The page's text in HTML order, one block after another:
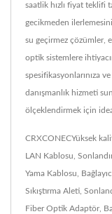
saatlik hızlı fiyat teklifi
gecikmeden
su geçirmez çözümler,
optik sistemlere
spesifikasyonlarınıza
danışmanlık hizmeti
ölçeklendirmek için
CRXCONECYüksek
LAN Kablosu
Yama Kablosu
Sıkıştırma Aleti
Fiber Optik Adaptör,